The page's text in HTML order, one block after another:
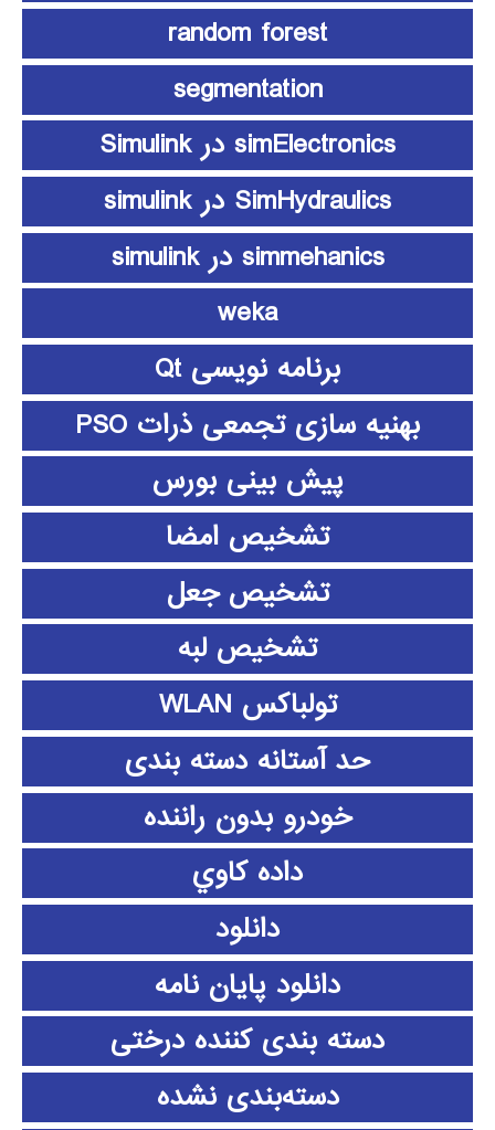
random forest
segmentation
simElectronics در Simulink
SimHydraulics در simulink
simmehanics در simulink
weka
برنامه نویسی Qt
بهنیه سازی تجمعی ذرات PSO
پیش بینی بورس
تشخیص امضا
تشخیص جعل
تشخیص لبه
تولباکس WLAN
حد آستانه دسته بندی
خودرو بدون راننده
داده كاوي
دانلود
دانلود پايان نامه
دسته بندی کننده درختی
دسته‌بندی نشده